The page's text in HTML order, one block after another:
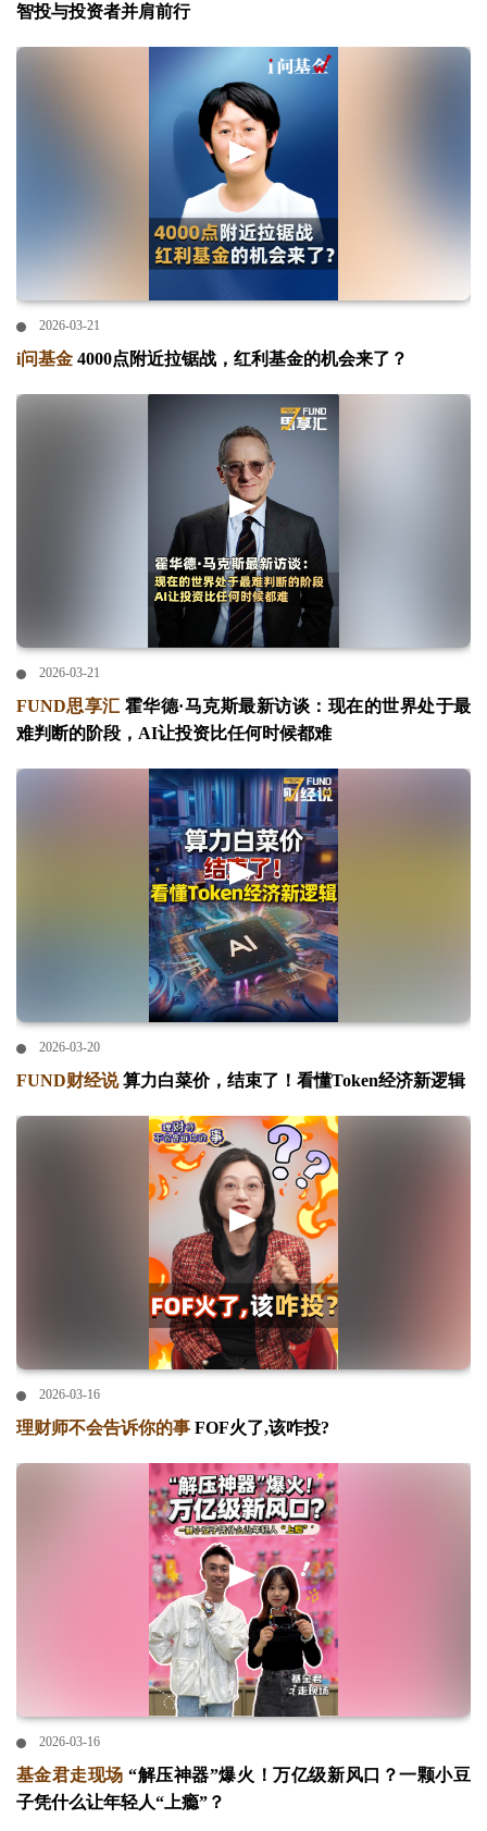
智投与投资者并肩前行
2026-03-21
i问基金 4000点附近拉锯战，红利基金的机会来了？
2026-03-21
FUND思享汇 霍华德·马克斯最新访谈：现在的世界处于最
难判断的阶段，AI让投资比任何时候都难
2026-03-20
FUND财经说算力白菜价，结束了！看懂Token经济新逻辑
2026-03-16
理财师不会告诉你的事 FOF火了,该咋投?
2026-03-16
基金君走现场 “解压神器”爆火！万亿级新风口？一颗小豆
子凭什么让年轻人“上瘾”？